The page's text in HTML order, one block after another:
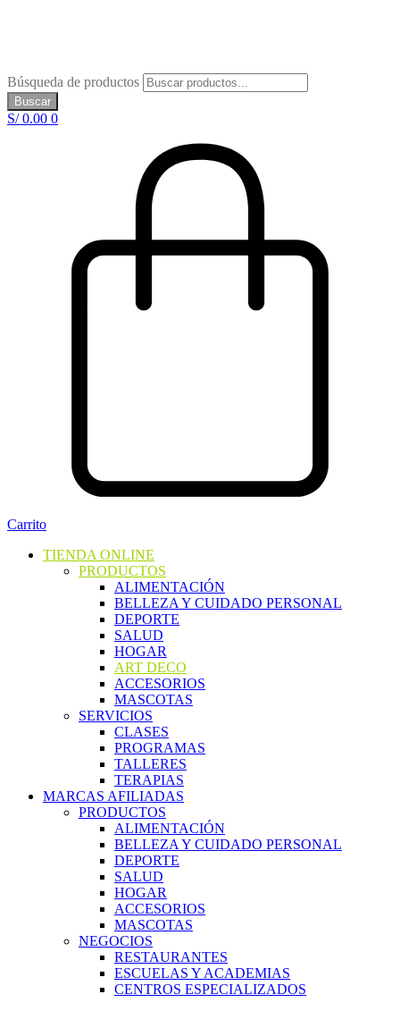
Búsqueda de productos
Buscar
S/0.00 0
Carrito
TIENDA ONLINE
PRODUCTOS
ALIMENTACIÓN
BELLEZA Y CUIDADO PERSONAL
DEPORTE
SALUD
HOGAR
ART DECO
ACCESORIOS
MASCOTAS
SERVICIOS
CLASES
PROGRAMAS
TALLERES
TERAPIAS
MARCAS AFILIADAS
PRODUCTOS
ALIMENTACIÓN
BELLEZA Y CUIDADO PERSONAL
DEPORTE
SALUD
HOGAR
ACCESORIOS
MASCOTAS
NEGOCIOS
RESTAURANTES
ESCUELAS Y ACADEMIAS
CENTROS ESPECIALIZADOS